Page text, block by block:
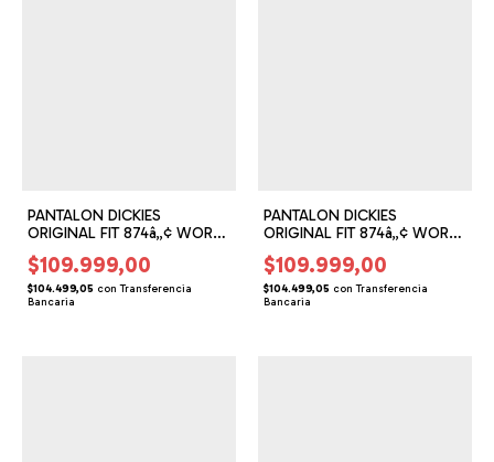
PANTALON DICKIES
ORIGINAL FIT 874â„¢ WORK
PANT (DS162200)
$109.999,00
$104.499,05 con Transferencia
Bancaria
PANTALON DICKIES
ORIGINAL FIT 874â„¢ WORK
PANT (DS162201)
$109.999,00
$104.499,05 con Transferencia
Bancaria